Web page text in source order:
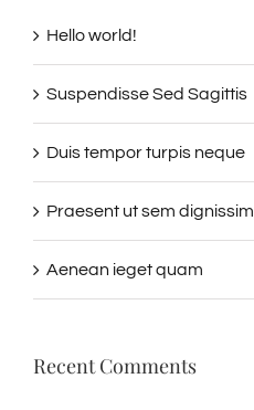
Hello world!
Suspendisse Sed Sagittis
Duis tempor turpis neque
Praesent ut sem dignissim
Aenean ieget quam
Recent Comments